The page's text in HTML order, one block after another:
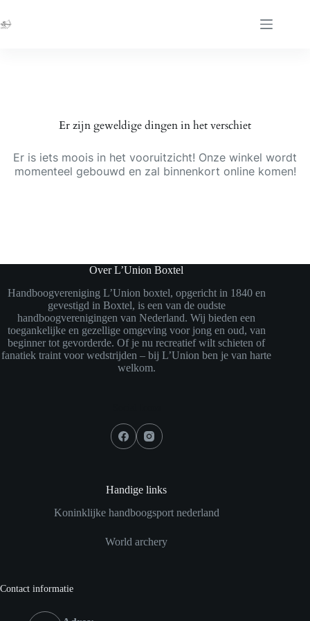
naar
de
Er zijn geweldige dingen in het verschiet
Er is iets moois in het vooruitzicht! Onze winkel wordt
momenteel gebouwd en zal binnenkort online komen!
Over L’Union Boxtel
Handboogvereniging L’Union boxtel, opgericht in 1840 en
gevestigd in Boxtel, is een van de oudste
handboogverenigingen van Nederland. Wij bieden een
toegankelijke en gezellige omgeving voor jong en oud, van
beginner tot gevorderde. Of je nu recreatief wilt schieten of
fanatiek traint voor wedstrijden – bij L’Union ben je van harte
welkom.
Handige links
Koninklijke handboogsport nederland
World archery
Contact informatie